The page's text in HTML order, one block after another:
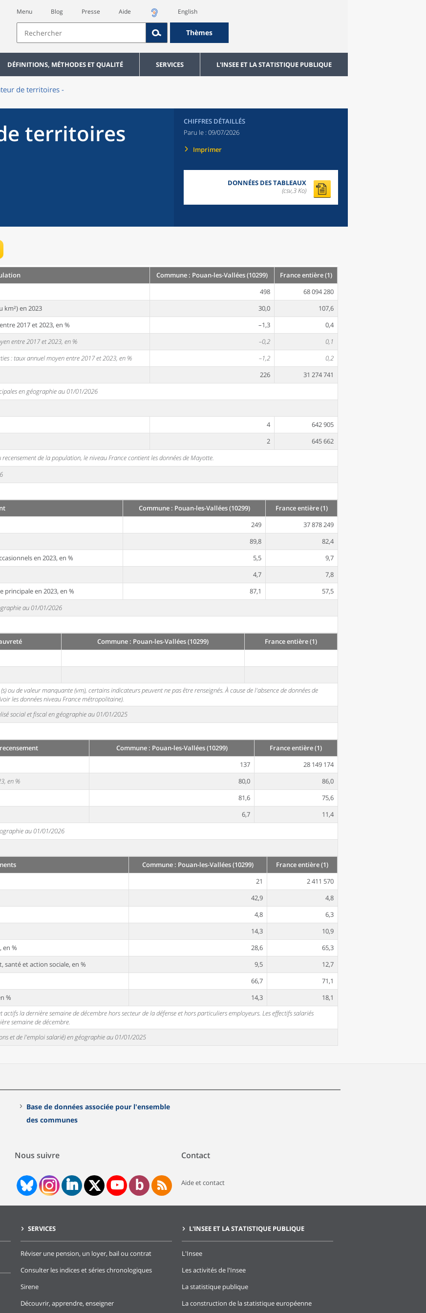
Menu Blog Presse Aide English
Thèmes
DÉFINITIONS, MÉTHODES ET QUALITÉ SERVICES L'INSEE ET LA STATISTIQUE PUBLIQUE
de territoires -
territoires
CHIFFRES DÉTAILLÉS
Paru le : 09/07/2026
Imprimer
DONNÉES DES TABLEAUX
(csv,3 Ko)
Commune : Pouan-les-Vallées (10299)
France entière (1)
498
68 094 280
en 2023
30,0
107,6
2017 et 2023, en %
–1,3
0,4
entre 2017 et 2023, en %
–0,2
0,1
: taux annuel moyen entre 2017 et 2023, en %
–1,2
0,2
226
31 274 741
en géographie au 01/01/2026
4
642 905
2
645 662
de la population, le niveau France contient les données de Mayotte.
Commune : Pouan-les-Vallées (10299)
France entière (1)
249
37 878 249
89,8
82,4
en 2023, en %
5,5
9,7
4,7
7,8
principale en 2023, en %
87,1
57,5
au 01/01/2026
Commune : Pouan-les-Vallées (10299)
France entière (1)
ou de valeur manquante (vm), certains indicateurs peuvent ne pas être renseignés. À cause de l'absence de données de
les données niveau France métropolitaine).
social et fiscal en géographie au 01/01/2025
Commune : Pouan-les-Vallées (10299)
France entière (1)
137
28 149 174
en %
80,0
86,0
81,6
75,6
6,7
11,4
au 01/01/2026
Commune : Pouan-les-Vallées (10299)
France entière (1)
21
2 411 570
42,9
4,8
4,8
6,3
14,3
10,9
en %
28,6
65,3
et action sociale, en %
9,5
12,7
66,7
71,1
%
14,3
18,1
la dernière semaine de décembre hors secteur de la défense et hors particuliers employeurs. Les effectifs salariés
semaine de décembre.
et de l'emploi salarié) en géographie au 01/01/2025
Base de données associée pour l'ensemble
des communes
Nous suivre Contact
Aide et contact
SERVICES
Réviser une pension, un loyer, bail ou contrat
Consulter les indices et séries chronologiques
Sirene
Découvrir, apprendre, enseigner
L'INSEE ET LA STATISTIQUE PUBLIQUE
L'Insee
Les activités de l'Insee
La statistique publique
La construction de la statistique européenne